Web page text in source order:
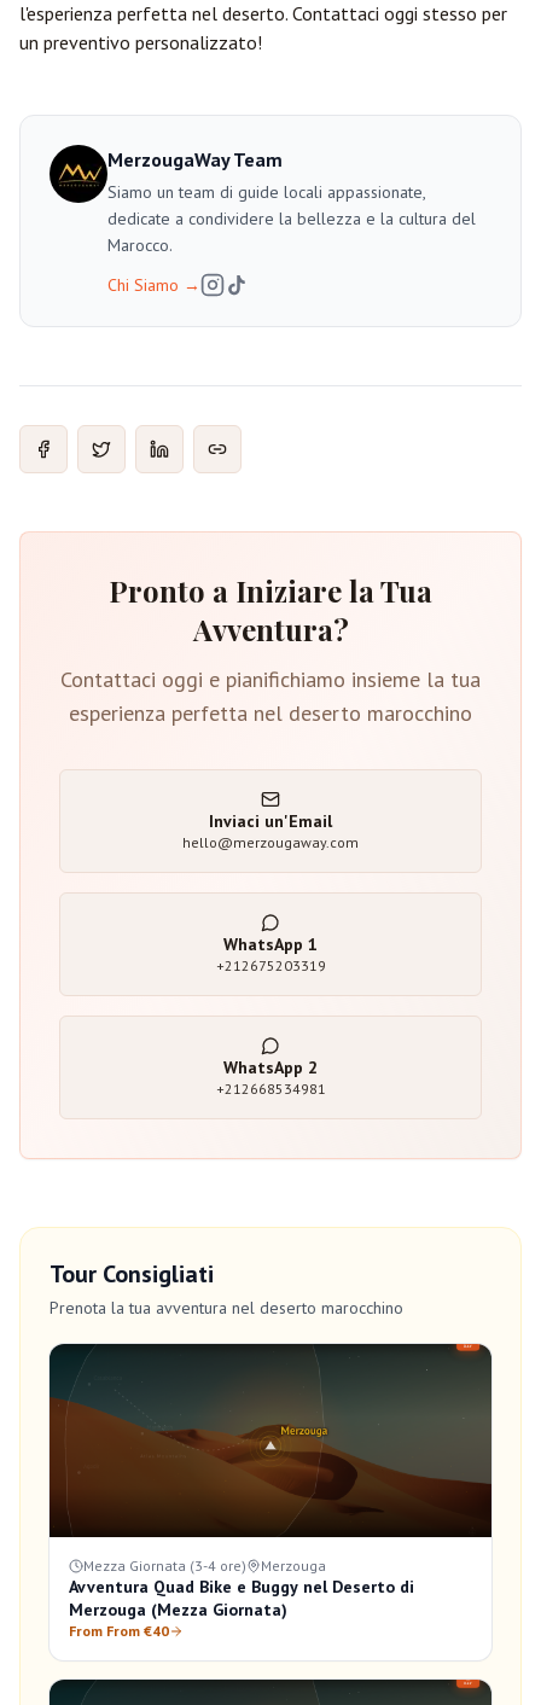
l'esperienza perfetta nel deserto. Contattaci oggi stesso per
un preventivo personalizzato!
MerzougaWay Team
Siamo un team di guide locali appassionate,
dedicate a condividere la bellezza e la cultura del
Marocco.
Chi Siamo →
Pronto a Iniziare la Tua
Avventura?
Contattaci oggi e pianifichiamo insieme la tua
esperienza perfetta nel deserto marocchino
Inviaci un'Email
hello@merzougaway.com
WhatsApp 1
+212675203319
WhatsApp 2
+212668534981
Tour Consigliati
Prenota la tua avventura nel deserto marocchino
Mezza Giornata (3-4 ore) Merzouga
Avventura Quad Bike e Buggy nel Deserto di
Merzouga (Mezza Giornata)
From From €40